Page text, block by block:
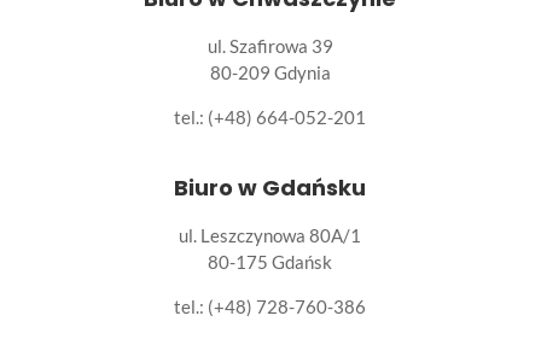
ul. Szafirowa 39
80-209 Gdynia
tel.: (+48) 664-052-201
Biuro w Gdańsku
ul. Leszczynowa 80A/1
80-175 Gdańsk
tel.: (+48) 728-760-386